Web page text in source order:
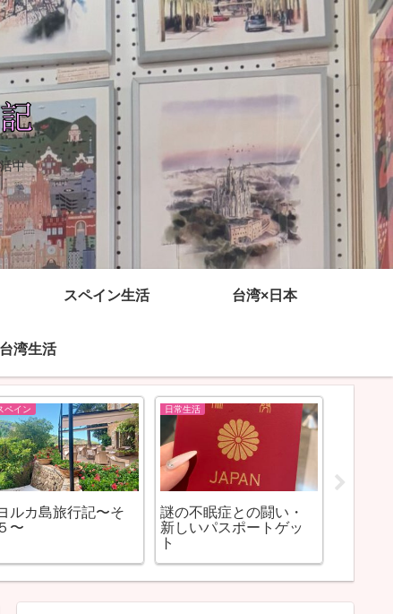
中
スペイン生活 台湾×日本
台湾生活
ペイン
ルカ島旅行記〜そ
〜
日常生活
謎の不眠症との闘い・
新しいパスポートゲッ
ト